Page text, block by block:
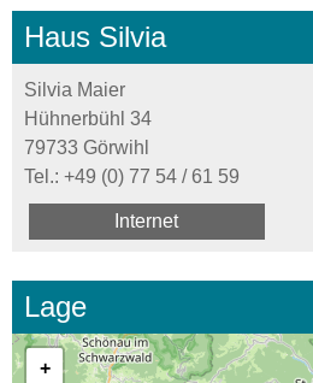
Haus Silvia
Silvia Maier
Hühnerbühl 34
79733 Görwihl
Tel.: +49 (0) 77 54 / 61 59
Internet
Lage
+